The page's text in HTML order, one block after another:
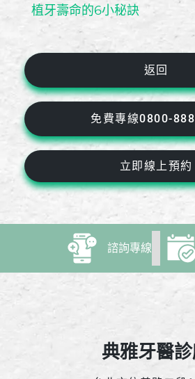
植牙壽命的6小秘訣
返回
免費專線0800-
立即線上預約
諮詢專線
典雅牙醫